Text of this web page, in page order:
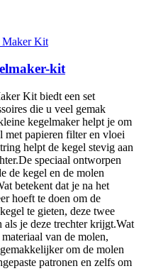
kit
Kit biedt een set
die u veel gemak
kegelmaker helpt je om
met papieren filter en vloei
helpt de kegel stevig aan
speciaal ontworpen
de kegel en de molen
betekent dat je na het
hoeft te doen om de
te gieten, deze twee
als je deze trechter krijgt.Wat
van de molen,
om de molen
patronen en zelfs om